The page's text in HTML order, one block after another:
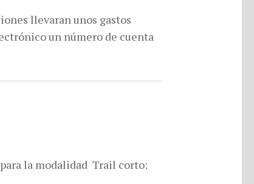
llevaran unos gastos
un número de cuenta
la modalidad Trail corto: